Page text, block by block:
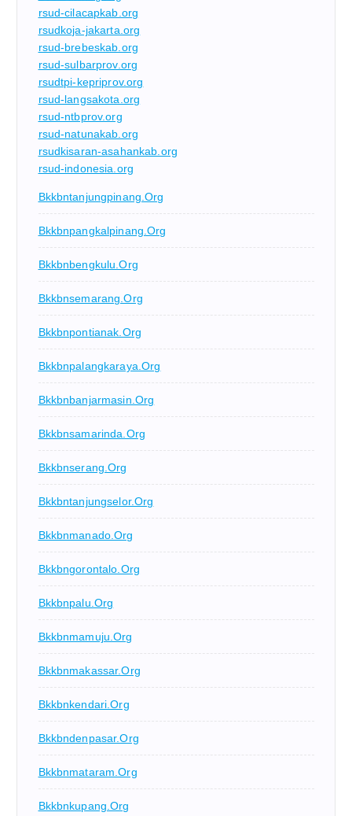
rsud-cilacapkab.org
rsudkoja-jakarta.org
rsud-brebeskab.org
rsud-sulbarprov.org
rsudtpi-kepriprov.org
rsud-langsakota.org
rsud-ntbprov.org
rsud-natunakab.org
rsudkisaran-asahankab.org
rsud-indonesia.org
Bkkbntanjungpinang.org
Bkkbnpangkalpinang.org
Bkkbnbengkulu.org
Bkkbnsemarang.org
Bkkbnpontianak.org
Bkkbnpalangkaraya.org
Bkkbnbanjarmasin.org
Bkkbnsamarinda.org
Bkkbnserang.org
Bkkbntanjungselor.org
Bkkbnmanado.org
Bkkbngorontalo.org
Bkkbnpalu.org
Bkkbnmamuju.org
Bkkbnmakassar.org
Bkkbnkendari.org
Bkkbndenpasar.org
Bkkbnmataram.org
Bkkbnkupang.org